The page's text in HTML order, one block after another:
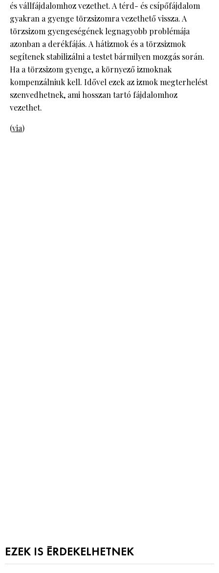
és vállfájdalomhoz vezethet. A térd- és csípőfájdalom
gyakran a gyenge törzsizomra vezethető vissza. A
törzsizom gyengeségének legnagyobb problémája
azonban a derékfájás. A hátizmok és a törzsizmok
segítenek stabilizálni a testet bármilyen mozgás során.
Ha a törzsizom gyenge, a környező izmoknak
kompenzálniuk kell. Idővel ezek az izmok megterhelést
szenvedhetnek, ami hosszan tartó fájdalomhoz
vezethet.
(via)
EZEK IS ÉRDEKELHETNEK